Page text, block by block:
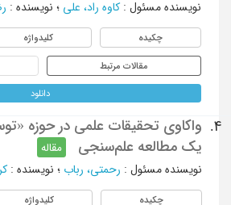
نویسنده مسئول : کاوه راد، علی ؛ نویسنده:
چکیده کلیدواژه
مقالات مرتبط
دانلود
4.
واکاوی تحقیقات علمی در حوزه
یک مطالعه علم‌سنجی
مقاله
نویسنده مسئول : رحمتی، رباب؛ نویسنده:
چکیده کلیدواژه